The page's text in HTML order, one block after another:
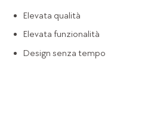
Elevata qualità
Elevata funzionalità
Design senza tempo